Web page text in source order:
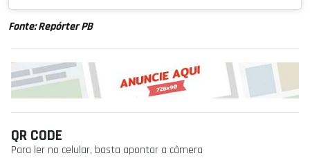
Fonte: Repórter PB
QR CODE
Para ler no celular, basta apontar a câmera